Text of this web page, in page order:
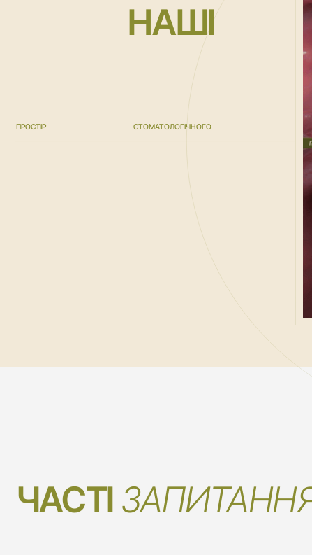
НАШІ
ПРОСТІР СТОМАТОЛОГІЧНОГО
ЧАСТІ